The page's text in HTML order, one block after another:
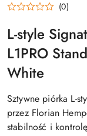
(0)
L-style
L1PRO
White
Sztywne piórka L-
przez Florian
stabilność i